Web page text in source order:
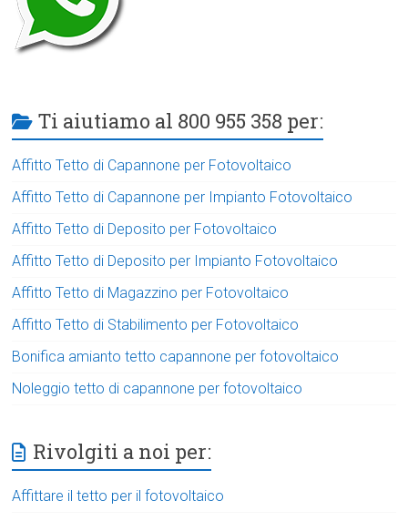
Ti aiutiamo al 800 955 358 per:
Affitto Tetto di Capannone per Fotovoltaico
Affitto Tetto di Capannone per Impianto Fotovoltaico
Affitto Tetto di Deposito per Fotovoltaico
Affitto Tetto di Deposito per Impianto Fotovoltaico
Affitto Tetto di Magazzino per Fotovoltaico
Affitto Tetto di Stabilimento per Fotovoltaico
Bonifica amianto tetto capannone per fotovoltaico
Noleggio tetto di capannone per fotovoltaico
Rivolgiti a noi per:
Affittare il tetto per il fotovoltaico